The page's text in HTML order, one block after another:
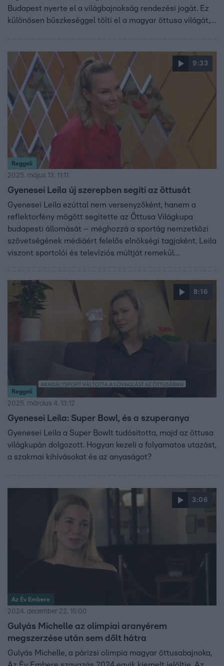
Budapest nyerte el a világbajnokság rendezési jogát. Ez
különösen büszkeséggel tölti el a magyar öttusa világát,
Monacói herceggel.
9:33
Reggeli
2025. május 13. 11:11
Gyenesei Leila új szerepben segíti az öttusát
Gyenesei Leila ezúttal nem versenyzőként, hanem a
reflektorfény mögött segítette az Öttusa Világkupa
budapesti állomását – méghozzá a sportág nemzetközi
szövetségének médiáért felelős elnökségi tagjaként. Leila
viszont sportolói és televíziós múltját remekül
méter, 8 akadály), komoly kihívások elé állítja a
sportolókat és a szervezőket is.
8:16
Reggeli
2025. március 4. 13:12
Gyenesei Leila: Super Bowl, és a szuperanya
Gyenesei Leila a Super Bowlt tudósította, majd az öttusa
világkupán dolgozott. Hogyan kezeli a folyamatos utazást,
a szakmai kihívásokat és az anyaságot?
3:06
Az Év Embere
2024. december 22. 15:00
Gulyás Michelle az olimpiai aranyérem
megszerzése után sem dőlt hátra
Gulyás Michelle, a párizsi olimpia magyar öttusabajnoka,